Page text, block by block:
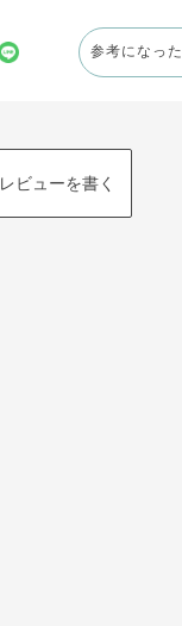
参考になった
レビューを書く